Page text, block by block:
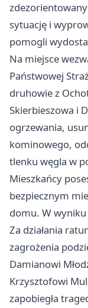
sytuację i
pomogli
Na miejsce
Państwowej
druhowie z
Skierbieszowa i
ogrzewania,
kominowego,
tlenku węgla w
Mieszkańcy
bezpiecznym
domu. W wyniku
Za działania
zagrożenia
Damianowi
Krzysztofowi
zapobiegła